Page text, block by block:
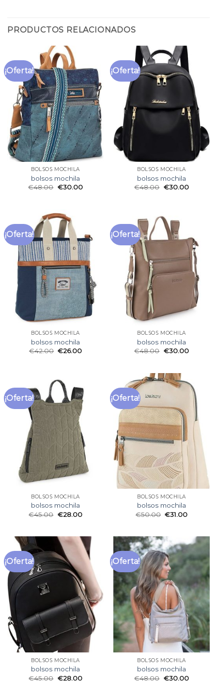
PRODUCTOS RELACIONADOS
¡Oferta!
BOLSOS MOCHILA
bolsos mochila
€48.00 €30.00
¡Oferta!
BOLSOS MOCHILA
bolsos mochila
€48.00 €30.00
¡Oferta!
BOLSOS MOCHILA
bolsos mochila
€42.00 €26.00
¡Oferta!
BOLSOS MOCHILA
bolsos mochila
€48.00 €30.00
¡Oferta!
BOLSOS MOCHILA
bolsos mochila
€45.00 €28.00
¡Oferta!
BOLSOS MOCHILA
bolsos mochila
€50.00 €31.00
¡Oferta!
BOLSOS MOCHILA
bolsos mochila
€45.00 €28.00
¡Oferta!
BOLSOS MOCHILA
bolsos mochila
€48.00 €30.00